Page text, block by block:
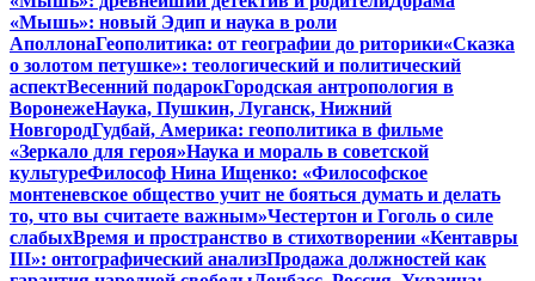
«Мышь»: новый Эдип и наука в роли
АполлонаГеополитика: от географии до риторики«Сказка
о золотом петушке»: теологический и политический
аспектВесенний подарокГородская антропология в
ВоронежеНаука, Пушкин, Луганск, Нижний
НовгородГудбай, Америка: геополитика в фильме
«Зеркало для героя»Наука и мораль в советской
культуреФилософ Нина Ищенко: «Философское
монтеневское общество учит не бояться думать и делать
то, что вы считаете важным»Честертон и Гоголь о силе
слабыхВремя и пространство в стихотворении «Кентавры
III»: онтографический анализПродажа должностей как